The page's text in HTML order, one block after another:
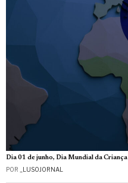
Dia 01 de junho, Dia Mundial da Criança
POR _LUSOJORNAL